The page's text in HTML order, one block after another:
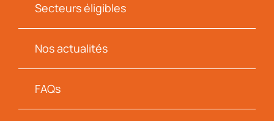
Secteurs éligibles
Nos actualités
FAQs